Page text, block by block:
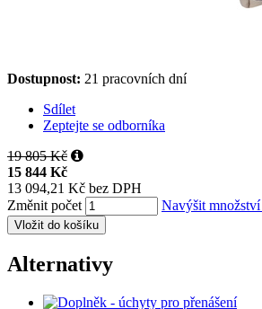
Dostupnost: 21 pracovních dní
Sdílet
Zeptejte se odborníka
19 805 Kč
15 844 Kč
13 094,21 Kč bez DPH
Změnit počet
Navýšit množství
Vložit do košíku
Alternativy